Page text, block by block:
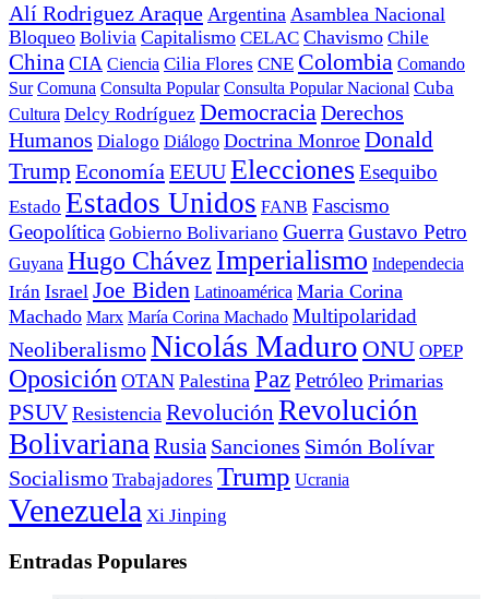
Alí Rodriguez Araque Argentina Asamblea Nacional
Bloqueo Bolivia Capitalismo CELAC Chavismo Chile
China CIA Ciencia Cilia Flores CNE Colombia Comando
Sur Comuna Consulta Popular Consulta Popular Nacional Cuba
Cultura Delcy Rodríguez DemocraciaDerechos
Humanos Dialogo Diálogo Doctrina Monroe Donald
Trump Economía EEUUEleccionesEsequibo
Estado Estados Unidos FANB Fascismo
Geopolítica Gobierno Bolivariano GuerraGustavo Petro
Guyana Hugo Chávez Imperialismo Independecia
Irán Israel Joe Biden Latinoamérica Maria Corina
Machado Marx María Corina Machado Multipolaridad
NeoliberalismoNicolás Maduro ONU OPEP
Oposición OTAN Palestina PazPetróleo Primarias
PSUV Resistencia Revolución Revolución
BolivarianaRusia Sanciones Simón Bolívar
Socialismo Trabajadores Trump Ucrania
Venezuela Xi Jinping
Entradas Populares